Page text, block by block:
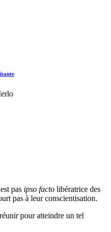
pas ipso facto libératrice des
pas à leur conscientisation.
pour atteindre un tel